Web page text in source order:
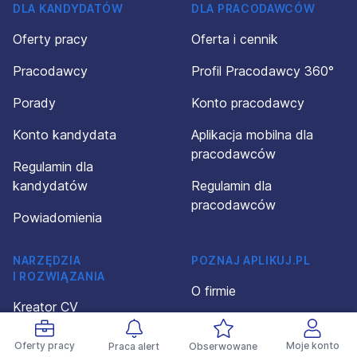
Oferty pracy Praca alert Obserwowane Moje konto
DLA KANDYDATÓW
Oferty pracy
Pracodawcy
Porady
Konto kandydata
Regulamin dla
kandydatów
Powiadomienia
DLA PRACODAWCÓW
Oferta i cennik
Profil Pracodawcy 360°
Konto pracodawcy
Aplikacja mobilna dla
pracodawców
Regulamin dla
pracodawców
NARZĘDZIA
I ROZWIĄZANIA
Kreator CV
Wzory CV
POZNAJ APLIKUJ.PL
O firmie
Kontakt